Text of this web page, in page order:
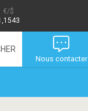
/$
Nous contacter